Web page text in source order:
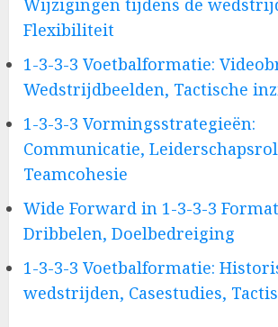
Wijzigingen tijdens de
Flexibiliteit
1-3-3-3 Voetbalformatie:
Wedstrijdbeelden, Tactische
1-3-3-3 Vormingsstrategieën:
Communicatie,
Teamcohesie
Wide Forward in 1-3-3-3
Dribbelen, Doelbedreiging
1-3-3-3 Voetbalformatie:
wedstrijden, Casestudies,